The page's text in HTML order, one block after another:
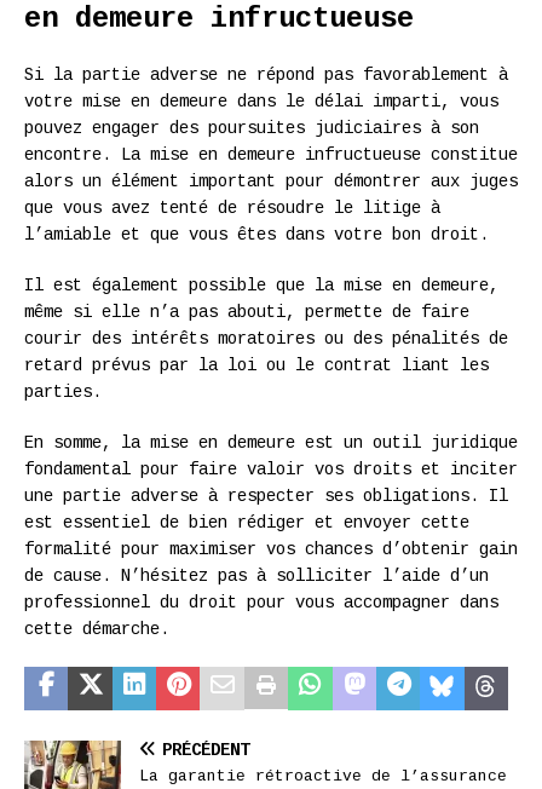
en demeure infructueuse
Si la partie adverse ne répond pas favorablement à
votre mise en demeure dans le délai imparti, vous
pouvez engager des poursuites judiciaires à son
encontre. La mise en demeure infructueuse constitue
alors un élément important pour démontrer aux juges
que vous avez tenté de résoudre le litige à
l’amiable et que vous êtes dans votre bon droit.
Il est également possible que la mise en demeure,
même si elle n’a pas abouti, permette de faire
courir des intérêts moratoires ou des pénalités de
retard prévus par la loi ou le contrat liant les
parties.
En somme, la mise en demeure est un outil juridique
fondamental pour faire valoir vos droits et inciter
une partie adverse à respecter ses obligations. Il
est essentiel de bien rédiger et envoyer cette
formalité pour maximiser vos chances d’obtenir gain
de cause. N’hésitez pas à solliciter l’aide d’un
professionnel du droit pour vous accompagner dans
cette démarche.
PRÉCÉDENT
La garantie rétroactive de l’assurance